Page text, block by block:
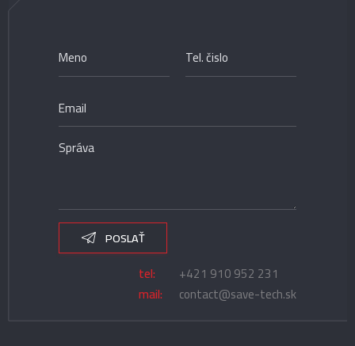
POSLAŤ
tel:
+421 910 952 231
mail:
contact@save-tech.sk